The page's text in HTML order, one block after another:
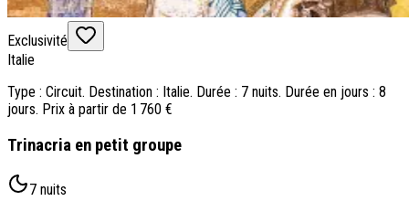
Exclusivité
Italie
Type : Circuit. Destination : Italie. Durée : 7 nuits. Durée en jours : 8
jours. Prix à partir de 1 760 €
Trinacria en petit groupe
7 nuits